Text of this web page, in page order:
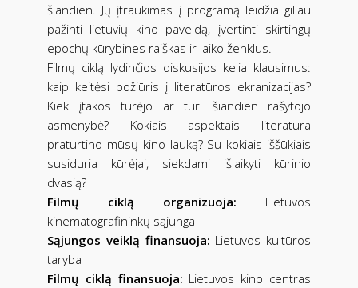
šiandien. Jų įtraukimas į programą leidžia giliau
pažinti lietuvių kino paveldą, įvertinti skirtingų
epochų kūrybines raiškas ir laiko ženklus.
Filmų ciklą lydinčios diskusijos kelia klausimus:
kaip keitėsi požiūris į literatūros ekranizacijas?
Kiek įtakos turėjo ar turi šiandien rašytojo
asmenybė? Kokiais aspektais literatūra
praturtino mūsų kino lauką? Su kokiais iššūkiais
susiduria kūrėjai, siekdami išlaikyti kūrinio
dvasią?
Filmų ciklą organizuoja: Lietuvos
kinematografininkų sąjunga
Sąjungos veiklą finansuoja: Lietuvos kultūros
taryba
Filmų ciklą finansuoja: Lietuvos kino centras